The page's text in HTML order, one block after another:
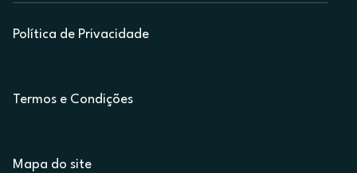
Política de Privacidade
Termos e Condições
Mapa do site